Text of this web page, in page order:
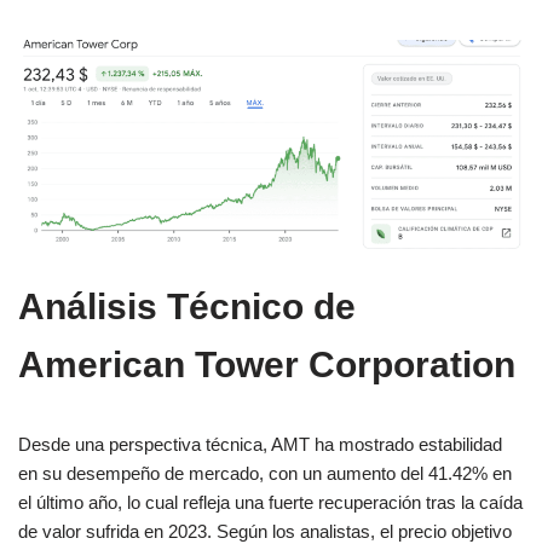
Análisis Técnico de
American Tower Corporation
Desde una perspectiva técnica, AMT ha mostrado estabilidad
en su desempeño de mercado, con un aumento del 41.42% en
el último año, lo cual refleja una fuerte recuperación tras la caída
de valor sufrida en 2023. Según los analistas, el precio objetivo